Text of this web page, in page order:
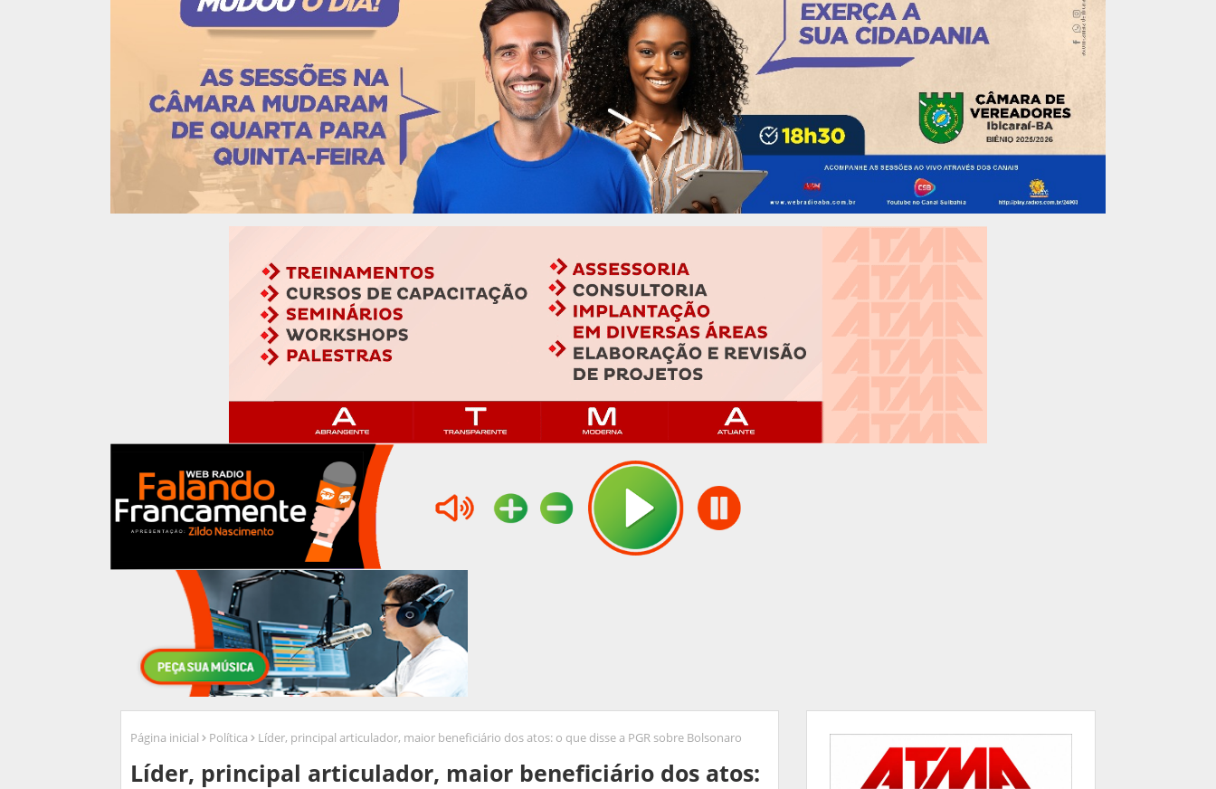
Página inicial Política Líder, principal articulador, maior beneficiário dos atos: o que disse a PGR sobre Bolsonaro
Líder, principal articulador, maior beneficiário dos atos: